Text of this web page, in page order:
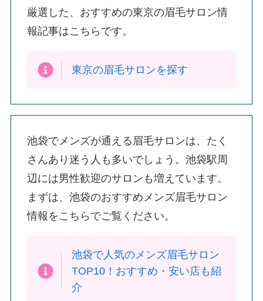
厳選した、おすすめの東京の眉毛サロン情
報記事はこちらです。
東京の眉毛サロンを探す
池袋でメンズが通える眉毛サロンは、たく
さんあり迷う人も多いでしょう。池袋駅周
辺には男性歓迎のサロンも増えています。
まずは、池袋のおすすめメンズ眉毛サロン
情報をこちらでご覧ください。
池袋で人気のメンズ眉毛サロン
TOP10！おすすめ・安い店も紹
介